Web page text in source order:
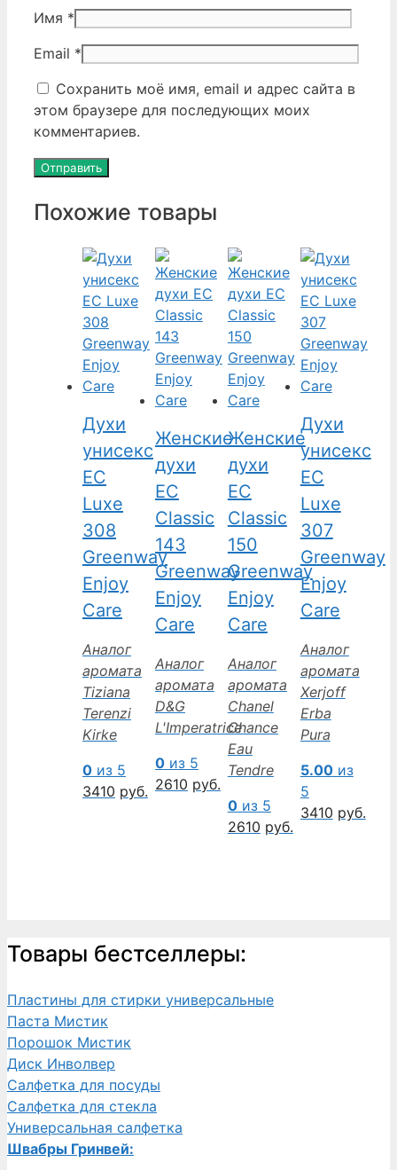
Имя *
Email *
Сохранить моё имя, email и адрес сайта в
этом браузере для последующих моих
комментариев.
Похожие товары
Духи
унисекс
EC
Luxe
308
Greenway
Enjoy
Care
Аналог
аромата
Tiziana
Terenzi
Kirke
0 из 5
3410 руб.
Женские
духи
EC
Classic
143
Greenway
Enjoy
Care
Аналог
аромата
D&G
L'Imperatrice
0из 5
2610 руб.
Женские
духи
EC
Classic
150
Greenway
Enjoy
Care
Аналог
аромата
Chanel
Chance
Eau
Tendre
0из 5
2610 руб.
Духи
унисекс
EC
Luxe
307
Greenway
Enjoy
Care
Аналог
аромата
Xerjoff
Erba
Pura
5.00из
5
3410 руб.
Товары бестселлеры:
Пластины для стирки универсальные
Паста Мистик
Порошок Мистик
Диск Инволвер
Салфетка для посуды
Салфетка для стекла
Универсальная салфетка
Швабры Гринвей: